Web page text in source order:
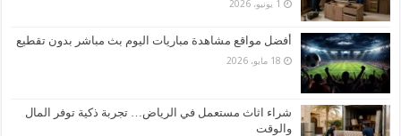
1 يونيو، 2026
أفضل مواقع مشاهدة مباريات اليوم بث مباشر بدون تقطيع
18 مايو، 2026
شراء اثاث مستعمل في الرياض… تجربة ذكية توفر المال
والوقت